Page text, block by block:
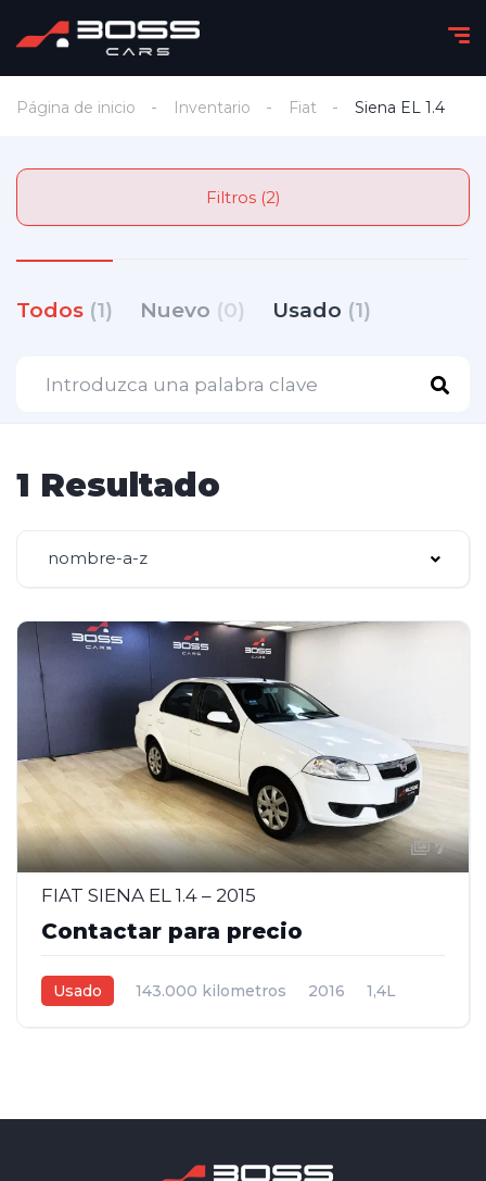
Página de inicio Inventario Fiat Siena EL 1.4
Filtros (2)
Todos (1) Nuevo (0) Usado (1)
1 Resultado
nombre-a-z
7
FIAT SIENA EL 1.4 – 2015
Contactar para precio
Usado 143.000 kilometros 2016
1,4L